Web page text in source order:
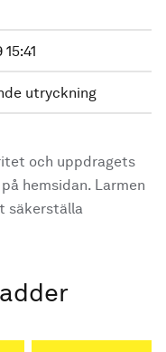
utryckning
och uppdragets
hemsidan. Larmen
säkerställa